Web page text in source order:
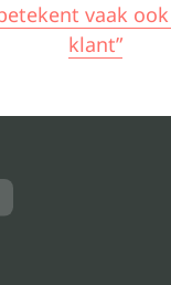
vaak
klant”